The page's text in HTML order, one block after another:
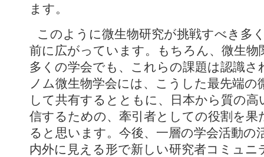
ます。
このように微生物研究が挑戦すべき多
前に広がっています。もちろん、微生
多くの学会でも、これらの課題は認識
ノム微生物学会には、こうした最先端の
して共有するとともに、日本から質の
信するための、牽引者としての役割を
ると思います。今後、一層の学会活動の
内外に見える形で新しい研究者コミュ